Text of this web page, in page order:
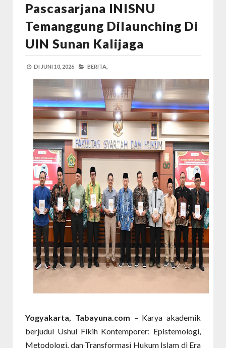
Pascasarjana INISNU
Temanggung Dilaunching Di
UIN Sunan Kalijaga
DI JUNI 10, 2026 BERITA,
Yogyakarta, Tabayuna.com – Karya akademik
berjudul Ushul Fikih Kontemporer: Epistemologi,
Metodologi, dan Transformasi Hukum Islam di Era